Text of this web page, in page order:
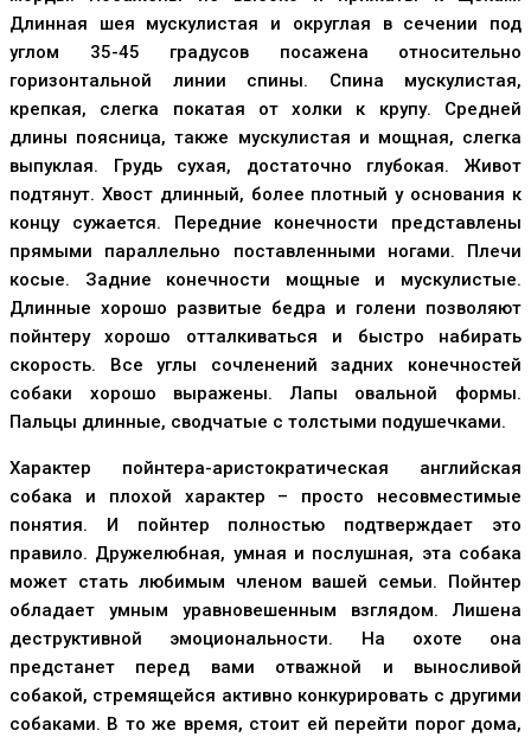
Длинная шея мускулистая и округлая в сечении под
углом 35-45 градусов посажена относительно
горизонтальной линии спины. Спина мускулистая,
крепкая, слегка покатая от холки к крупу. Средней
длины поясница, также мускулистая и мощная, слегка
выпуклая. Грудь сухая, достаточно глубокая. Живот
подтянут. Хвост длинный, более плотный у основания к
концу сужается. Передние конечности представлены
прямыми параллельно поставленными ногами. Плечи
косые. Задние конечности мощные и мускулистые.
Длинные хорошо развитые бедра и голени позволяют
пойнтеру хорошо отталкиваться и быстро набирать
скорость. Все углы сочленений задних конечностей
собаки хорошо выражены. Лапы овальной формы.
Пальцы длинные, сводчатые с толстыми подушечками.
Характер пойнтера-аристократическая английская
собака и плохой характер – просто несовместимые
понятия. И пойнтер полностью подтверждает это
правило. Дружелюбная, умная и послушная, эта собака
может стать любимым членом вашей семьи. Пойнтер
обладает умным уравновешенным взглядом. Лишена
деструктивной эмоциональности. На охоте она
предстанет перед вами отважной и выносливой
собакой, стремящейся активно конкурировать с другими
собаками. В то же время, стоит ей перейти порог дома,